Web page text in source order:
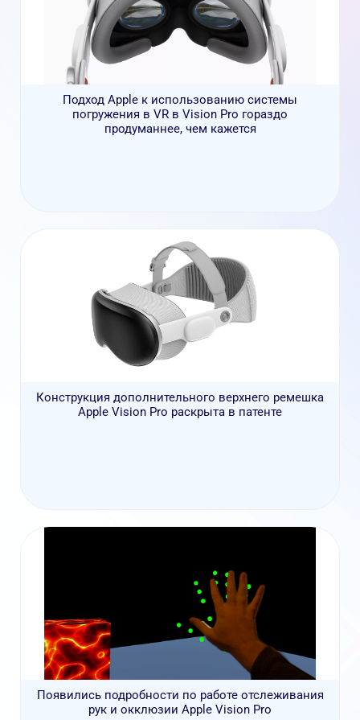
Подход Apple к использованию системы
погружения в VR в Vision Pro гораздо
продуманнее, чем кажется
Конструкция дополнительного верхнего ремешка
Apple Vision Pro раскрыта в патенте
Появились подробности по работе отслеживания
рук и окклюзии Apple Vision Pro